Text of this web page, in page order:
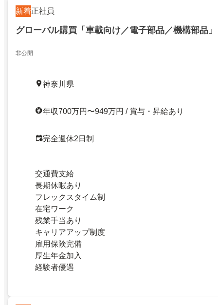
新着正社員
グローバル購買「車載向け／電子部品／機構部品」
非公開
神奈川県
年収700万円〜949万円 / 賞与・昇給あり
完全週休2日制
交通費支給
長期休暇あり
フレックスタイム制
在宅ワーク
残業手当あり
キャリアアップ制度
雇用保険完備
厚生年金加入
経験者優遇